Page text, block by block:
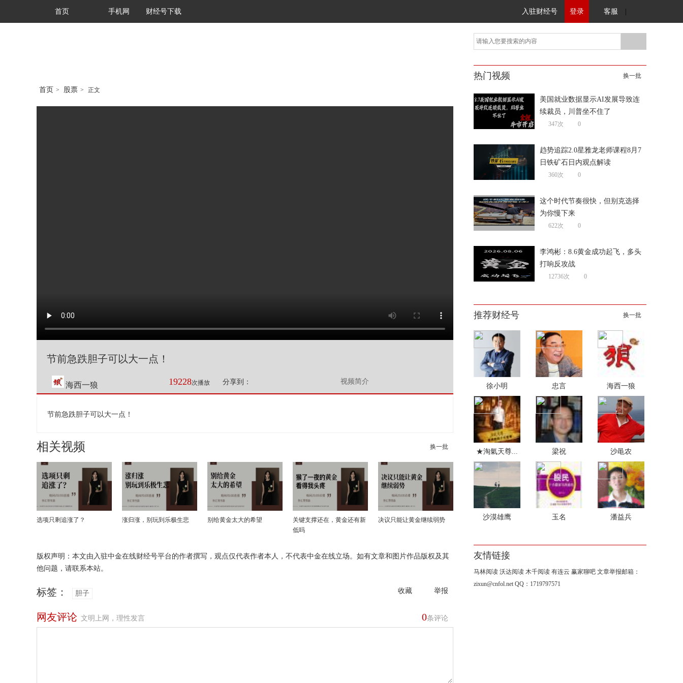
首页 手机网 财经号下载 入驻财经号 登录 客服
首页 > 股票 > 正文
节前急跌胆子可以大一点！
海西一狼 19228次播放 分享到： 视频简介
节前急跌胆子可以大一点！
相关视频 换一批
选项只剩追涨了？ 涨归涨，别玩到乐极生悲 别给黄金太大的希望
关键支撑还在，黄金还有新
低吗
决议只能让黄金继续弱势
版权声明：本文由入驻中金在线财经号平台的作者撰写，观点仅代表作者本人，不代表中金在线立场。如有文章和图片作品版权及其
他问题，请联系本站。
收藏 举报
标签： 胆子
0条评论
网友评论 文明上网，理性发言
热门视频 换一批
美国就业数据显示AI发展导致连
续裁员，川普坐不住了
347次 0
趋势追踪2.0星雅龙老师课程8月7
日铁矿石日内观点解读
360次 0
这个时代节奏很快，但别克选择
为你慢下来
622次 0
李鸿彬：8.6黄金成功起飞，多头
打响反攻战
12736次 0
推荐财经号 换一批
徐小明 忠言 海西一狼
★淘氣天尊... 梁祝 沙黾农
沙漠雄鹰 玉名 潘益兵
友情链接
马林阅读 沃达阅读 木千阅读 有连云 赢家聊吧 文章举报邮箱：
zixun@cnfol.net QQ：1719797571